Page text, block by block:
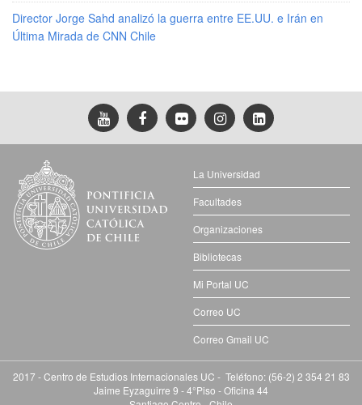
Director Jorge Sahd analizó la guerra entre EE.UU. e Irán en
Última Mirada de CNN Chile
La Universidad
Facultades
Organizaciones
Bibliotecas
Mi Portal UC
Correo UC
Correo Gmail UC
2017 - Centro de Estudios Internacionales UC - Teléfono: (56-2) 2 354 21 83
Jaime Eyzaguirre 9 - 4°Piso - Oficina 44